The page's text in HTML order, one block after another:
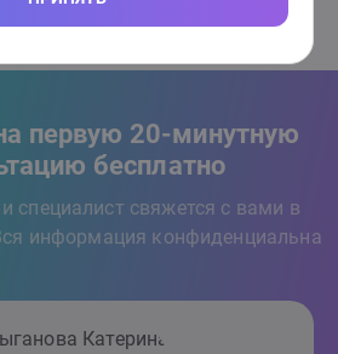
первую 20-минутную
бесплатно
специалист свяжется с вами в
информация конфиденциальна